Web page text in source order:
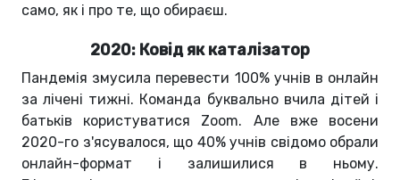
само, як і про те, що обираєш.
2020: Ковід як каталізатор
Пандемія змусила перевести 100% учнів в онлайн
за лічені тижні. Команда буквально вчила дітей і
батьків користуватися Zoom. Але вже восени
2020-го з'ясувалося, що 40% учнів свідомо обрали
онлайн-формат і залишилися в ньому.